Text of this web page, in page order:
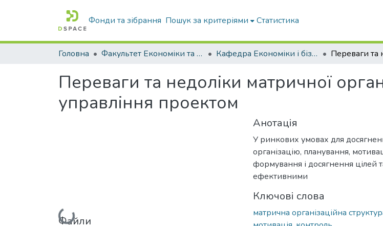
Фонди та зібрання Пошук за критеріями Статистика
Головна Факультет Економіки та бізнесу Кафедра Економіки і бізнесу
Переваги та недоліки матричної
управління проектом
Файли
Анотація
У ринкових умовах для
організацію, планування,
формування і досягнення цілей
ефективними
Ключові слова
матрична організаційна